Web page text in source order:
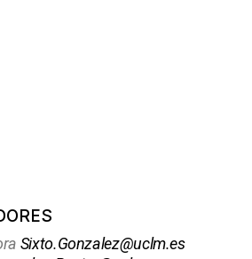
Sixto.Gonzalez@uclm.es